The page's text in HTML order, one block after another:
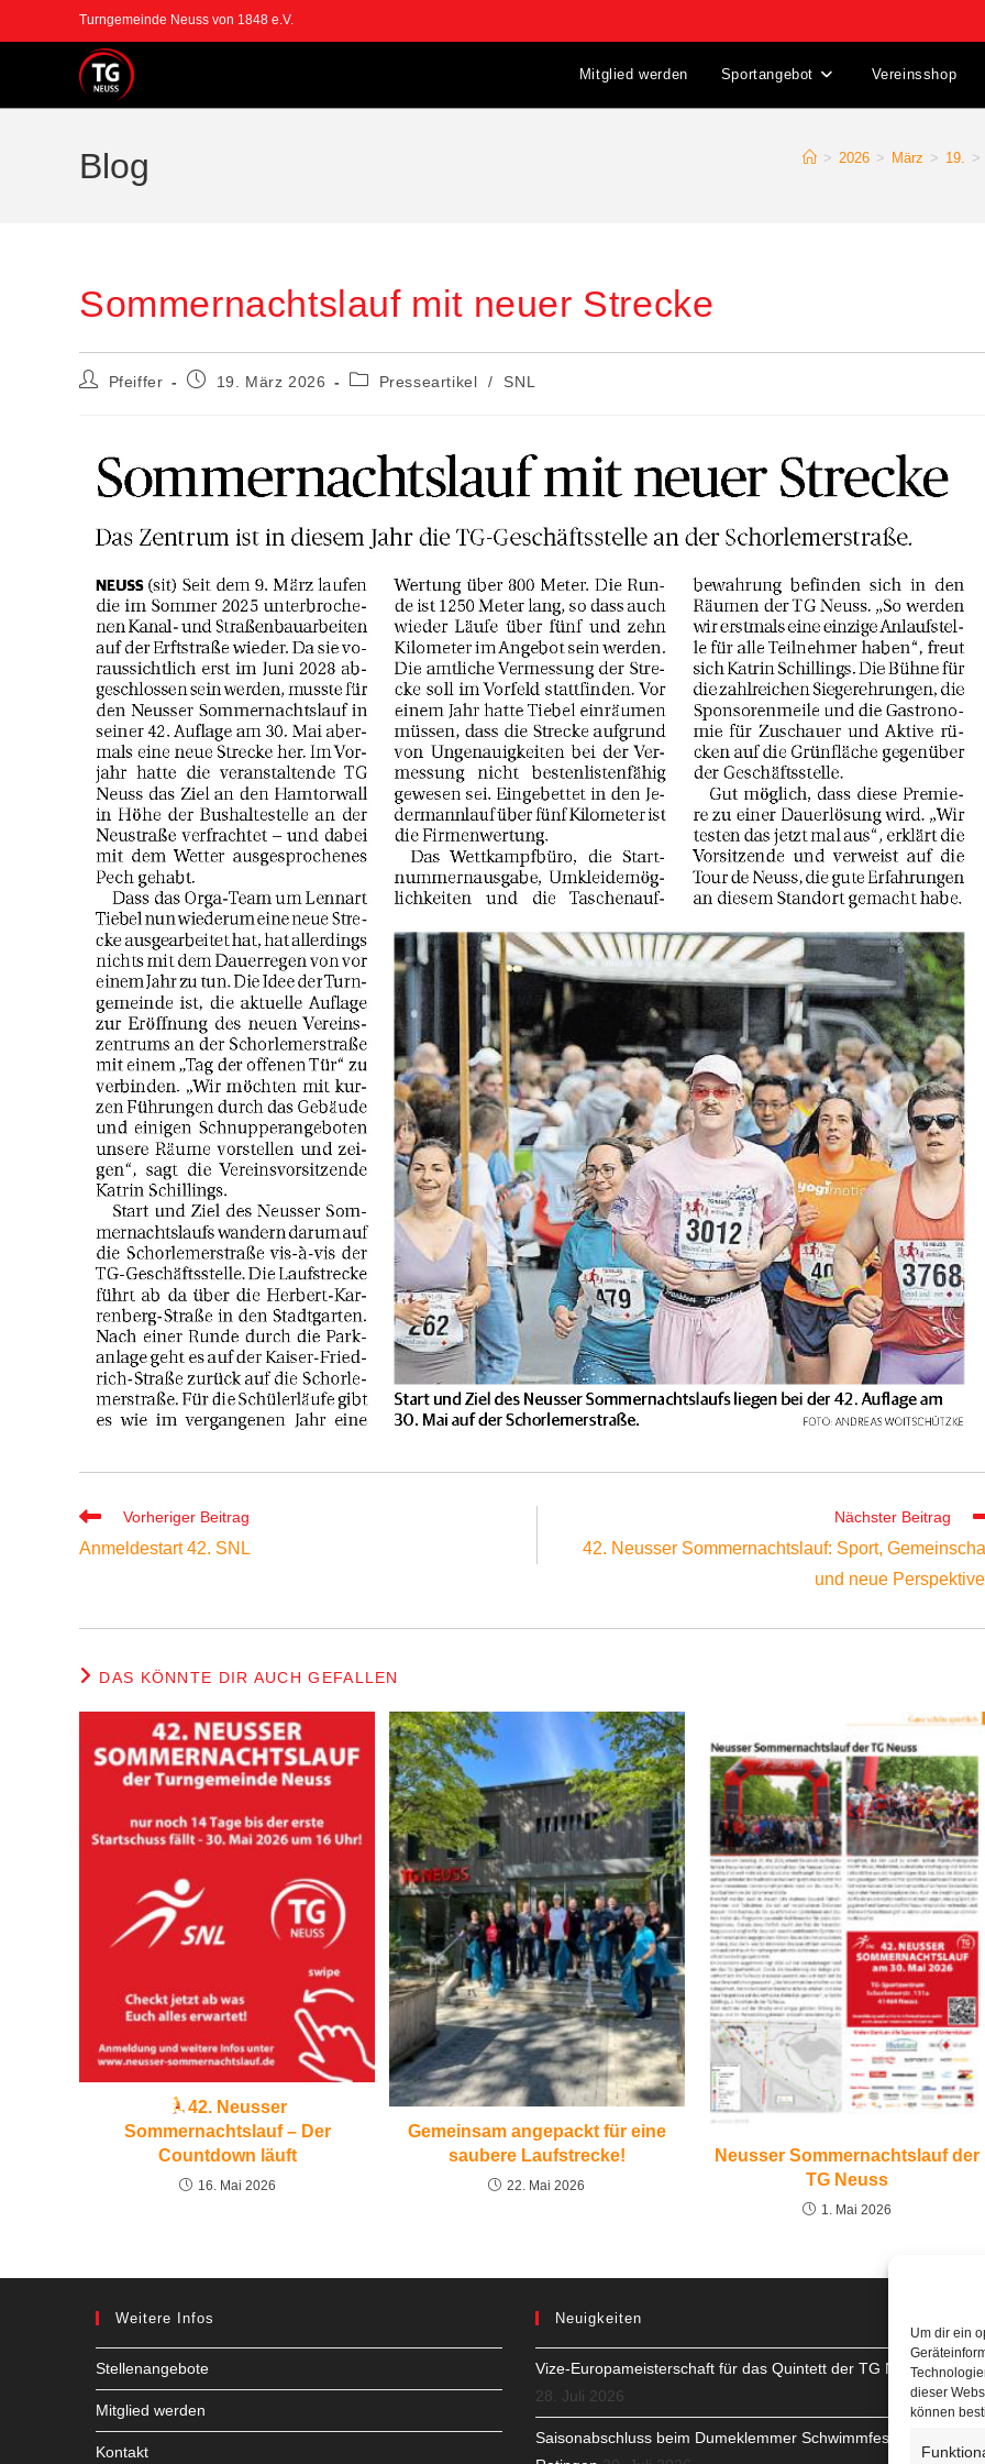
Um dir ein
dieser
können
Inhalt
Turngemeinde Neuss von 1848 e.V.
Mitglied werden Sportangebot Vereinsshop
Blog > 2026 > März > 19. >
Sommernachtslauf mit neuer Strecke
Beitrags-
Pfeiffer
Beitrag19. März 2026
Beitrags-
Presseartikel / SNL
Weitere
ansehen
Vorheriger Beitrag
Anmeldestart 42. SNL
Nächster Beitrag
42. Neusser Sommernachtslauf: Sport,
und neue
DAS KÖNNTE DIR AUCH GEFALLEN
42. Neusser
Sommernachtslauf – Der
Countdown läuft
16. Mai 2026
Gemeinsam angepackt für eine
saubere Laufstrecke!
22. Mai 2026
Neusser Sommernachtslauf der
TG Neuss
1. Mai 2026
Weitere Infos
Stellenangebote
Mitglied werden
Kontakt
Neuigkeiten
Vize-Europameisterschaft für das Quintett der TG Neuss
28. Juli 2026
Saisonabschluss beim Dumeklemmer Schwimmfest in